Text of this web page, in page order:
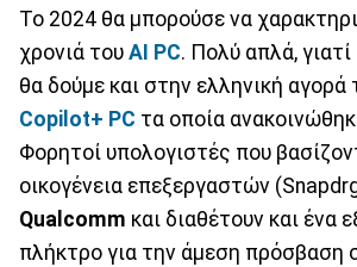
Το 2024 θα μπορούσε να
χρονιά του AI PC. Πολύ απλά, γιατί
θα δούμε και στην ελληνική
Copilot+ PC τα οποία
Φορητοί υπολογιστές που
οικογένεια επεξεργαστών
Qualcomm και διαθέτουν και ένα
πλήκτρο για την άμεση πρόσβαση